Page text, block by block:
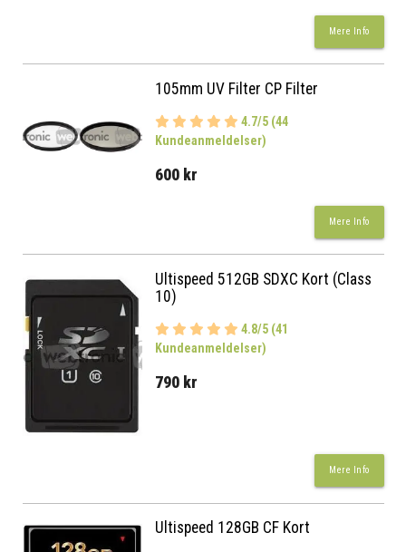
Mere Info
105mm UV Filter CP Filter
4.7/5 (44
Kundeanmeldelser)
600 kr
Mere Info
Ultispeed 512GB SDXC Kort (Class
10)
4.8/5 (41
Kundeanmeldelser)
790 kr
Mere Info
Ultispeed 128GB CF Kort